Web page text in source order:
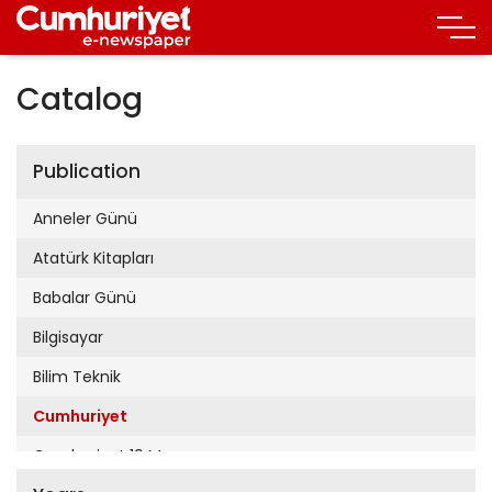
Catalog
Publication
Anneler Günü
Atatürk Kitapları
Babalar Günü
Bilgisayar
Bilim Teknik
Cumhuriyet
Cumhuriyet 19 Mayıs